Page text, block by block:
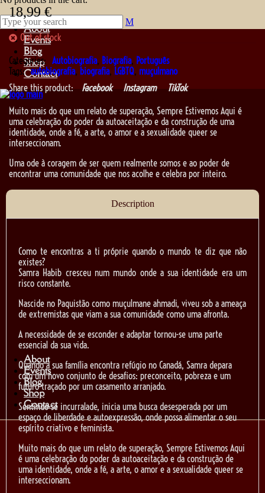
About
Events
Blog
Shop
Contact
About
Events
Blog
Shop
Contact
18,99€
Out of stock
Categories: Autobiografia, Biografia, Português
Tags: autobiografia, biografia, LGBTQ, muçulmano
Share this product:
Facebook Instagram
TikTok
Muito mais do que um relato de superação, Sempre Estivemos Aqui é
uma celebração do poder da autoaceitação e da construção de uma
identidade, onde a fé, a arte, o amor e a sexualidade queer se
interseccionam.
Uma ode à coragem de ser quem realmente somos e ao poder de
encontrar uma comunidade que nos acolhe e celebra por inteiro.
Description
Como te encontras a ti próprie quando o mundo te diz que não
existes?
Samra Habib cresceu num mundo onde a sua identidade era um
risco constante.
Nascide no Paquistão como muçulmane ahmadi, viveu sob a ameaça
de extremistas que viam a sua comunidade como uma afronta.
A necessidade de se esconder e adaptar tornou-se uma parte
essencial da sua vida.
Quando a sua família encontra refúgio no Canadá, Samra depara
com um novo conjunto de desafios: preconceito, pobreza e um
futuro traçado por um casamento arranjado.
Sentindo-se incurralade, inicia uma busca desesperada por um
espaço de liberdade e autoexpressão, onde possa alimentar o seu
espírito criativo e feminista.
Muito mais do que um relato de superação, Sempre Estivemos Aqui
é uma celebração do poder da autoaceitação e da construção de
uma identidade, onde a fé, a arte, o amor e a sexualidade queer se
interseccionam.